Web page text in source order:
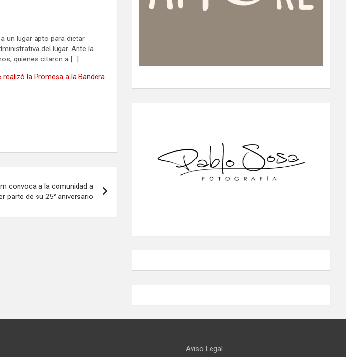
un lugar apto para dictar
del lugar. Ante la
quienes citaron a […]
la Promesa a la Bandera
convoca a la comunidad a
parte de su 25° aniversario
Aviso Legal